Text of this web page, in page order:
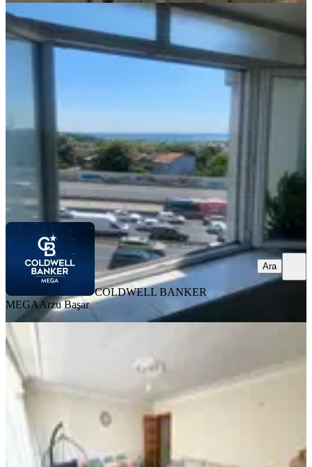
BALKONLU
Küçükçekmece Antikalar Cad. Deniz
Manzaralı 3+1 Satılık Daire
Küçükçekmece, Yeni Mahalle Mahallesi
29.06.2026
COLDWELL BANKER MEGAArzu Başar
Ara
COLDWELL BANKER
MEGAArzu Başar
Ara
BALKONLU
Satılık 120 M2 3+1 Daire
Küçükçekmece, Yeni Mahalle Mahallesi
1. Kat